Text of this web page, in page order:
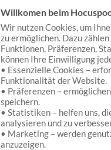
Es handelt sich um
vielfach verzaubert.
Waren, man
aufhalten. Schließlich
Neben liebevoll
nachhaltigen
Produkte von
Willkomen beim
Wir nutzen Cookies, um
zu ermöglichen. Dazu
Funktionen, Präferenzen,
können Ihre Einwilligung
• Essenzielle Cookies –
Funktionalität der Website.
• Präferenzen –
speichern.
• Statistiken – helfen uns,
analysieren und zu
• Marketing – werden
anzuzeigen.